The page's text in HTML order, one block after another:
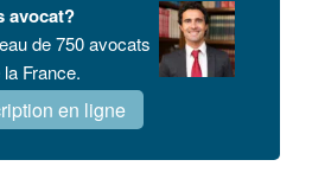
avocat?
de 750 avocats
France.
en ligne